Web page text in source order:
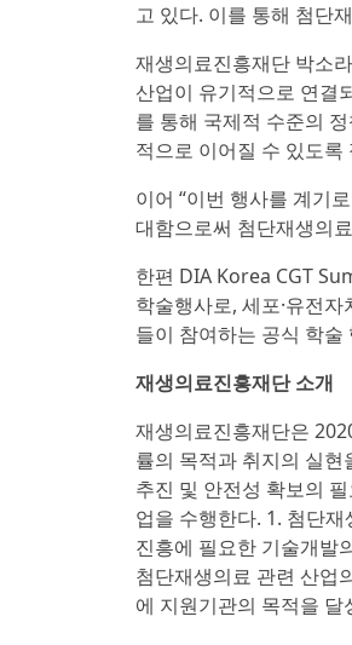
고 있다. 이를 통해 첨단
재생의료진흥재단 박소
산업이 유기적으로 연결
를 통해 국제적 수준의
적으로 이어질 수 있도록
이어 “이번 행사를 계기
대함으로써 첨단재생의
한편 DIA Korea CGT
학술행사로, 세포·유전
들이 참여하는 공식 학
재생의료진흥재단 소개
재생의료진흥재단은
률의 목적과 취지의 실
추진 및 안전성 확보의
업을 수행한다. 1. 첨단
진흥에 필요한 기술개발
첨단재생의료 관련 산업
에 지원기관의 목적을